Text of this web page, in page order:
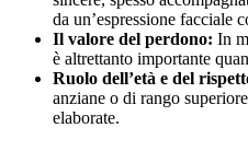
da un’espressione facciale
Il valore del perdono: In
è altrettanto importante
Ruolo dell’età e del
anziane o di rango
elaborate.